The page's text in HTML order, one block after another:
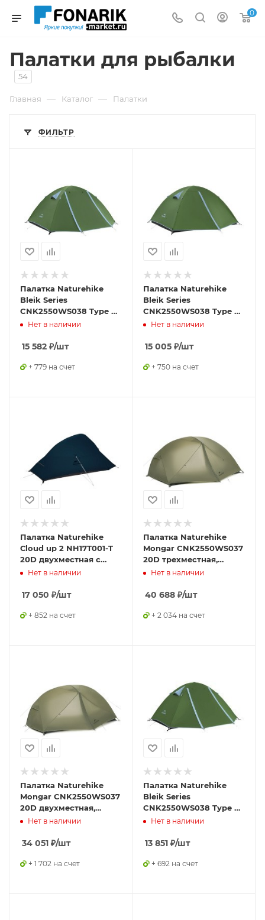
0
Палатки для рыбалки
54
Главная — Каталог — Палатки
ФИЛЬТР
Палатка Naturehike
Bleik Series
CNK2550WS038 Type B,
трехместная, зеленая
Нет в наличии
15 582 ₽/шт
+ 779 на счет
Палатка Naturehike
Bleik Series
CNK2550WS038 Type A,
трехместная, зеленая
Нет в наличии
15 005 ₽/шт
+ 750 на счет
Палатка Naturehike
Сloud up 2 NH17T001-T
20D двухместная с
ковриком, синяя
Нет в наличии
17 050 ₽/шт
+ 852 на счет
Палатка Naturehike
Mongar CNK2550WS037
20D трехместная,
зеленый
Нет в наличии
40 688 ₽/шт
+ 2 034 на счет
Палатка Naturehike
Mongar CNK2550WS037
20D двухместная,
зеленый
Нет в наличии
34 051 ₽/шт
+ 1 702 на счет
Палатка Naturehike
Bleik Series
CNK2550WS038 Type B,
двухместная, зеленая
Нет в наличии
13 851 ₽/шт
+ 692 на счет